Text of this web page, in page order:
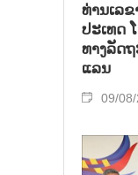
ທ່ານເລ
ປະເທດ
ທາງລັດ
ແລນ
09/